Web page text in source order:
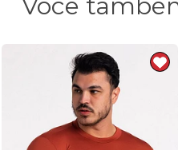
Você